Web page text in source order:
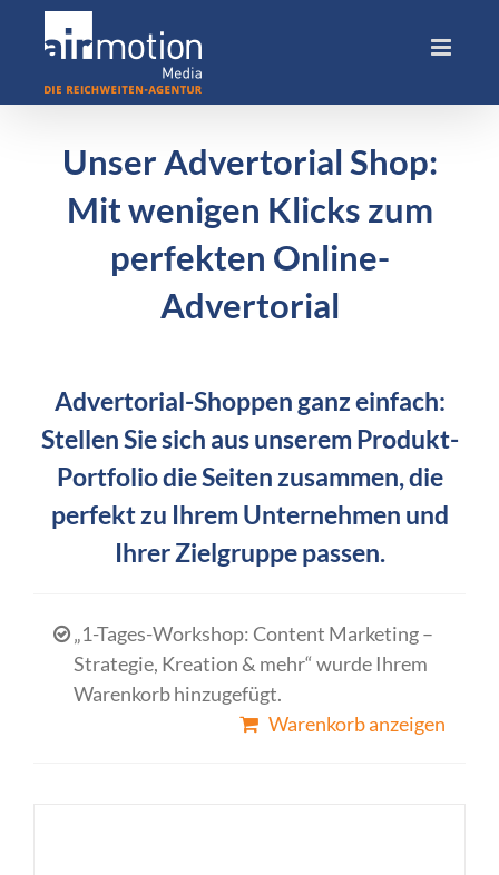
Unser Advertorial Shop:
Mit wenigen Klicks zum
perfekten Online-
Advertorial
Advertorial-Shoppen ganz einfach:
Stellen Sie sich aus unserem Produkt-
Portfolio die Seiten zusammen, die
perfekt zu Ihrem Unternehmen und
Ihrer Zielgruppe passen.
„1-Tages-Workshop: Content Marketing –
Strategie, Kreation & mehr“ wurde Ihrem
Warenkorb hinzugefügt.
Warenkorb anzeigen